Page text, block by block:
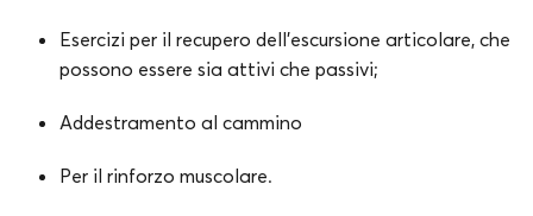
Esercizi per il recupero dell’escursione articolare, che
possono essere sia attivi che passivi;
Addestramento al cammino
Per il rinforzo muscolare.